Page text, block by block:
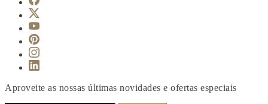
Aproveite as nossas últimas novidades e ofertas especiais